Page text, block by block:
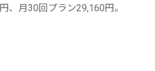
、月30回プラン29,160円。